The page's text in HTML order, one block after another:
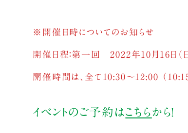
※開催日時についてのお知らせ
開催日程：第一回 2022年10月16日
開催時間は、全て10:30～12:00 （
イベントのご予約はこちらから！